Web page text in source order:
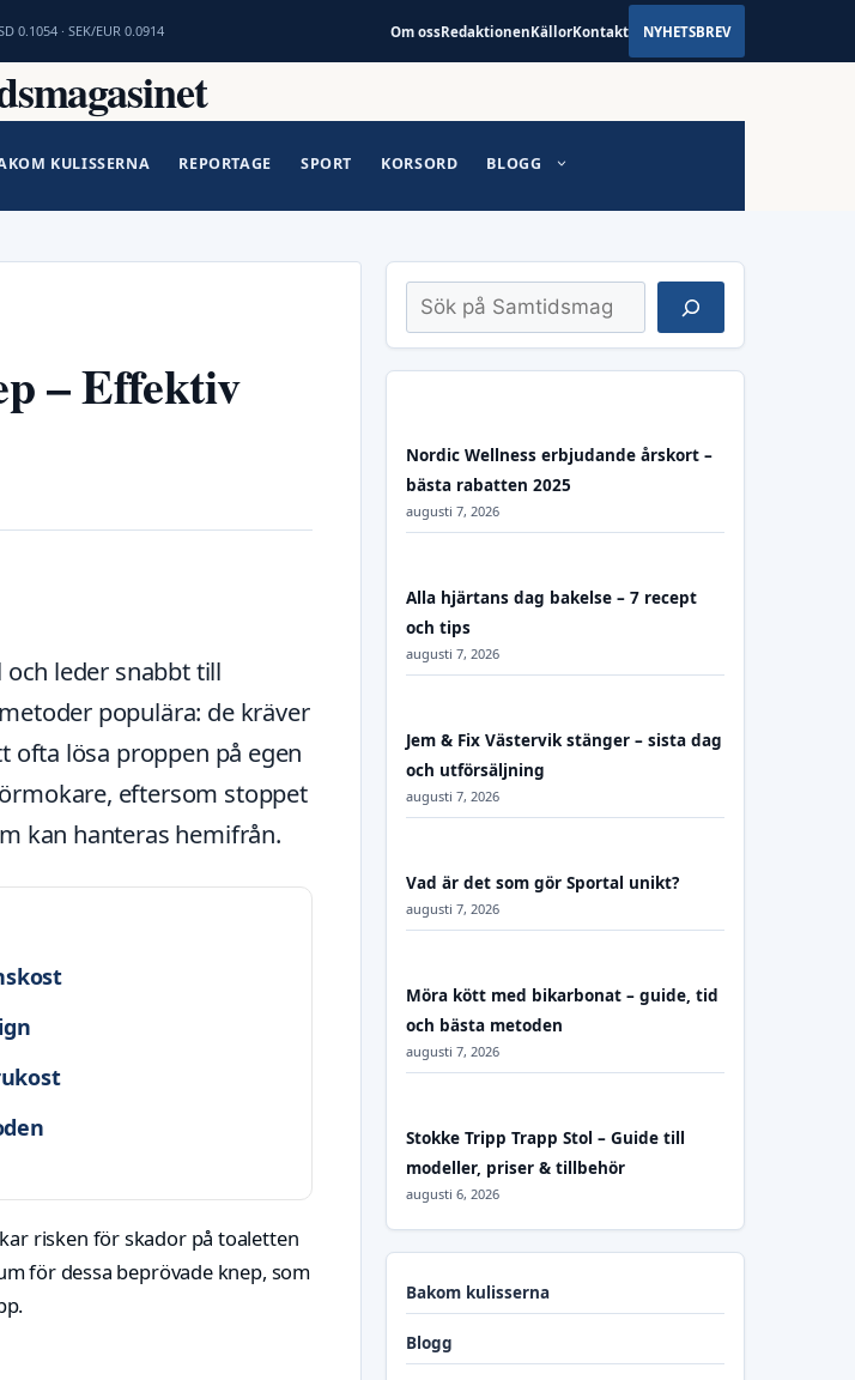
0.1054 · SEK/EUR 0.0914 Om ossRedaktionenKällorKontakt NYHETSBREV
KULISSERNA REPORTAGE SPORT KORSORD BLOGG
– Effektiv
leder snabbt till
populära: de kräver
ofta lösa proppen på egen
eftersom stoppet
kan hanteras hemifrån.
risken för skador på toaletten
för dessa beprövade knep, som
Sök
Nordic Wellness erbjudande årskort –
bästa rabatten 2025
augusti 7, 2026
Alla hjärtans dag bakelse – 7 recept
och tips
augusti 7, 2026
Jem & Fix Västervik stänger – sista dag
och utförsäljning
augusti 7, 2026
Vad är det som gör Sportal unikt?
augusti 7, 2026
Möra kött med bikarbonat – guide, tid
och bästa metoden
augusti 7, 2026
Stokke Tripp Trapp Stol – Guide till
modeller, priser & tillbehör
augusti 6, 2026
Bakom kulisserna
Blogg